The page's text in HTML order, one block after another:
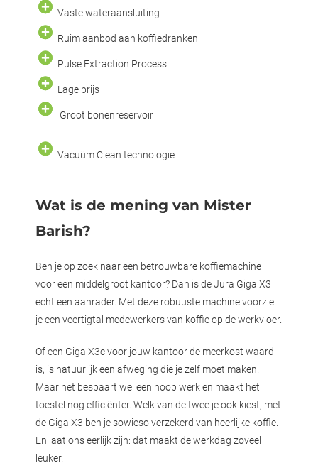
Vaste wateraansluiting
Ruim aanbod aan koffiedranken
Pulse Extraction Process
Lage prijs
Groot bonenreservoir
Vacuüm Clean technologie
Wat is de mening van Mister
Barish?
Ben je op zoek naar een betrouwbare koffiemachine
voor een middelgroot kantoor? Dan is de Jura Giga X3
echt een aanrader. Met deze robuuste machine voorzie
je een veertigtal medewerkers van koffie op de werkvloer.
Of een Giga X3c voor jouw kantoor de meerkost waard
is, is natuurlijk een afweging die je zelf moet maken.
Maar het bespaart wel een hoop werk en maakt het
toestel nog efficiënter. Welk van de twee je ook kiest, met
de Giga X3 ben je sowieso verzekerd van heerlijke koffie.
En laat ons eerlijk zijn: dat maakt de werkdag zoveel
leuker.